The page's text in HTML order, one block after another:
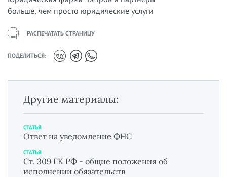
больше, чем просто юридические услуги
РАСПЕЧАТАТЬ СТРАНИЦУ
ПОДЕЛИТЬСЯ:
Другие материалы:
СТАТЬЯ
Ответ на уведомление ФНС
СТАТЬЯ
Ст. 309 ГК РФ - общие положения об
исполнении обязательств